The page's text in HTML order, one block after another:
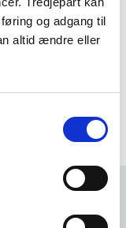
og adgang til
altid ændre eller
imprægnering,
optænding.